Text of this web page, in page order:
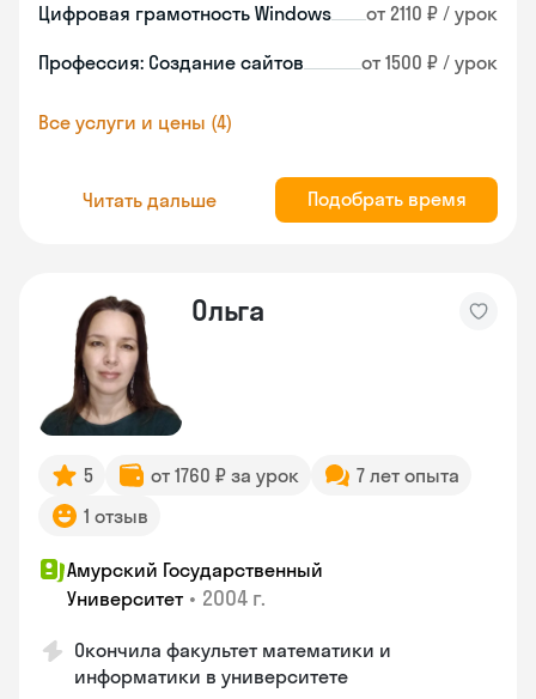
Цифровая грамотность Windows от 2110 ₽ / урок
Профессия: Создание сайтов от 1500 ₽ / урок
Все услуги и цены (4)
Читать дальше Подобрать время
Ольга
5 от 1760 ₽ за урок
7 лет опыта
1 отзыв
Амурский Государственный
Университет • 2004 г.
Окончила факультет математики и
информатики в университете